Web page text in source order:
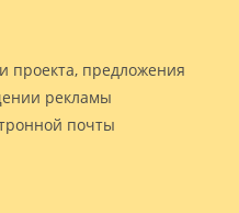
проекта, предложения
рекламы
почты